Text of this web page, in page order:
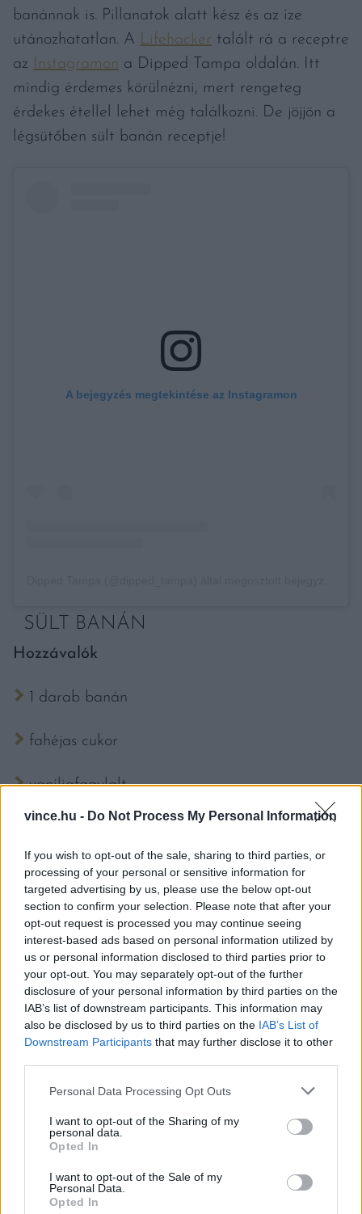
vince.hu - Do Not Process My Personal Information
If you wish to opt-out of the sale, sharing to third parties, or
processing of your personal or sensitive information for
targeted advertising by us, please use the below opt-out
section to confirm your selection. Please note that after your
opt-out request is processed you may continue seeing
interest-based ads based on personal information utilized by
us or personal information disclosed to third parties prior to
your opt-out. You may separately opt-out of the further
disclosure of your personal information by third parties on the
IAB’s list of downstream participants. This information may
also be disclosed by us to third parties on the IAB’s List of
Downstream Participants that may further disclose it to other
Please note that this website/app uses one or more Google
not limited to your visit or usage behaviour. You may click to
grant or deny consent to Google and its third-party tags to
use your data for below specified purposes in below Google
consent section.
Personal Data Processing Opt Outs
I want to opt-out of the Sharing of my
personal data.
Opted In
I want to opt-out of the Sale of my
Personal Data.
Opted In
banánnak is. Pillanatok alatt kész és az íze
utánozhatatlan. A Lifehacker talált rá a receptre
az Instagramon a Dipped Tampa oldalán. Itt
mindig érdemes körülnézni, mert rengeteg
érdekes étellel lehet még találkozni. De jöjjön a
légsütőben sült banán receptje!
A bejegyzés megtekintése az Instagramon
SÜLT BANÁN
Hozzávalók
1 darab banán
fahéjas cukor
vaníliafagylalt
Így készül
A pucolatlan banánt vágjuk félbe
függőlegesen.
Szórjuk meg a tetejét fahéjas cukorral.
Süssük a légsütőben 200 Celsius-fokon kb.
8 percig, vagy amíg aranyszínű nem lesz.
Tegyünk a tetejére vaníliafagylaltot, és
csepegtessünk rá egy kis karamellaszószt
vagy mézet, esetleg juharszirupot.
Ennyi! Már el is készült a légkeveréses